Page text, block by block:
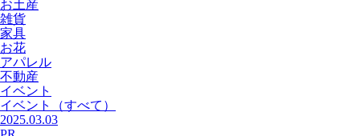
お土産
雑貨
家具
お花
アパレル
不動産
イベント
イベント
（すべて）
2025.03.03